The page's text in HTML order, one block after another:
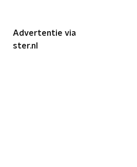
Advertentie via
ster.nl